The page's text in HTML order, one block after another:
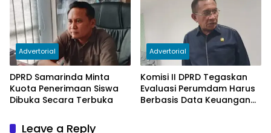
Advertorial
DPRD Samarinda Minta
Kuota Penerimaan Siswa
Dibuka Secara Terbuka
Advertorial
Komisi II DPRD Tegaskan
Evaluasi Perumdam Harus
Berbasis Data Keuangan
Leave a Reply